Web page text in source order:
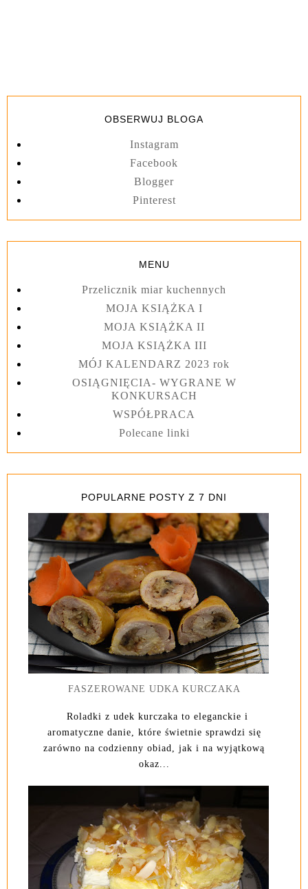
OBSERWUJ BLOGA
Instagram
Facebook
Blogger
Pinterest
MENU
Przelicznik miar kuchennych
MOJA KSIĄŻKA I
MOJA KSIĄŻKA II
MOJA KSIĄŻKA III
MÓJ KALENDARZ 2023 rok
OSIĄGNIĘCIA- WYGRANE W
KONKURSACH
WSPÓŁPRACA
Polecane linki
POPULARNE POSTY Z 7 DNI
FASZEROWANE UDKA KURCZAKA
Roladki z udek kurczaka to eleganckie i
aromatyczne danie, które świetnie sprawdzi się
zarówno na codzienny obiad, jak i na wyjątkową
okaz...